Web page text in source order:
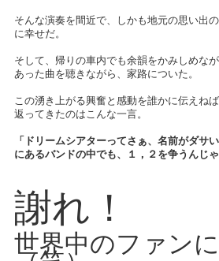
そんな演奏を間近で、しかも地元の思い出
に幸せだ。
そして、帰りの車内でも余韻をかみしめな
あった曲を聴きながら、家路についた。
この湧き上がる興奮と感動を誰かに伝えね
返ってきたのはこんな一言。
「ドリームシアターってさぁ、名前がダサ
にあるバンドの中でも、１，２を争うんじゃ
謝れ！
世界中のファンに